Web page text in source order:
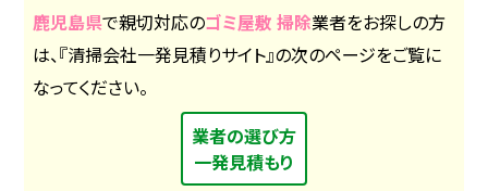
鹿児島県で親切対応のゴミ屋敷 掃除業者をお探しの方
は、『清掃会社一発見積りサイト』の次のページをご覧に
なってください。
業者の選び方
一発見積もり